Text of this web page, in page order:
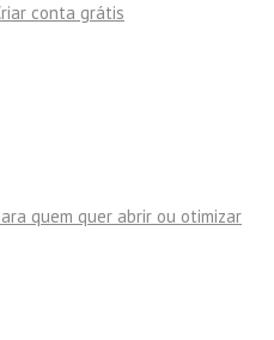
conta grátis
quem quer abrir ou otimizar